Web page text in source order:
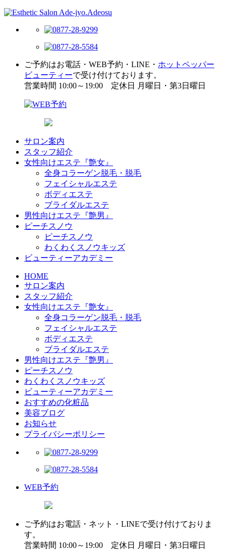
ご予約はお電話・WEB予約・LINE・ ホットペッパー
ビューティーで受け付けております。
営業時間 10:00～19:00 定休日 月曜日・第3日曜日
サロン案内
スタッフ紹介
女性向けエステ『艶女』
全身コラーゲン脱毛・脱毛
フェイシャルエステ
ボディエステ
ブライダルエステ
男性向けエステ『艶男』
ピーチスノウ
ピーチスノウ
わくわくスノウキッズ
ビューティーアカデミー
HOME
サロン案内
スタッフ紹介
女性向けエステ『艶女』
全身コラーゲン脱毛・脱毛
フェイシャルエステ
ボディエステ
ブライダルエステ
男性向けエステ『艶男』
ピーチスノウ
わくわくスノウキッズ
ビューティーアカデミー
おすすめの化粧品
美容ブログ
お知らせ
プライバシーポリシー
WEB予約
ご予約はお電話・ネット・LINEで受け付けておりま
す。
営業時間 10:00～19:00 定休日 月曜日・第3日曜日